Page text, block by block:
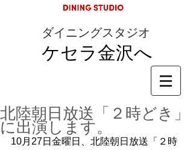
ダイニングスタジオ
ケセラ金沢へ
北陸朝日放送「２時どき」
に出演します。
10月27日金曜日、北陸朝日放送「２時